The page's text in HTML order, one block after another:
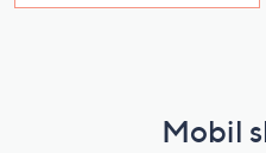
Mobil